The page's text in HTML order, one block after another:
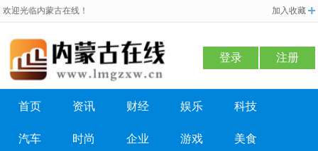
欢迎光临内蒙古在线！ 加入收藏
登录 注册
首页 资讯 财经 娱乐 科技
汽车 时尚 企业 游戏 美食